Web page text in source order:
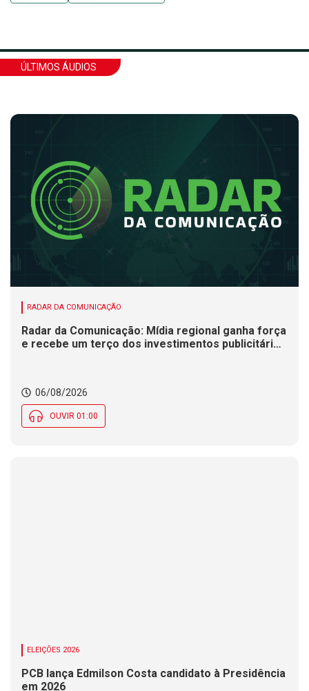
ÚLTIMOS ÁUDIOS
RADAR DA COMUNICAÇÃO
Radar da Comunicação: Mídia regional ganha força
e recebe um terço dos investimentos publicitários
06/08/2026
OUVIR 01:00
ELEIÇÕES 2026
PCB lança Edmilson Costa candidato à Presidência
em 2026